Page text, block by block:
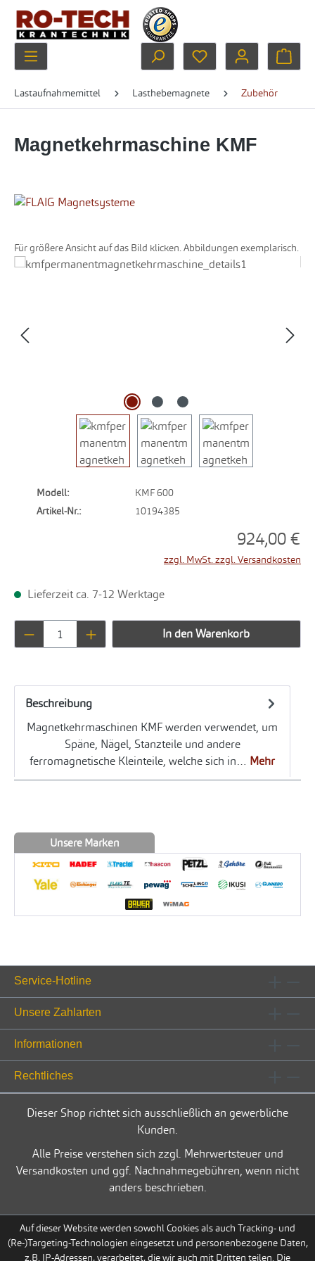
Zum Hauptinhalt springen
Du hast 0 Produkte
Lastaufnahmemittel Lasthebemagnete Zubehör
Magnetkehrmaschine KMF
Für größere Ansicht auf das Bild klicken. Abbildungen exemplarisch.
Bildergalerie überspringen
Modell:
KMF 600
Artikel-Nr.:
10194385
924,00 €
zzgl. MwSt. zzgl. Versandkosten
Lieferzeit ca. 7-12 Werktage
Produkt Anzahl: Gib den gewünschten
In den Warenkorb
Beschreibung
Magnetkehrmaschinen KMF werden verwendet, um
Späne, Nägel, Stanzteile und andere
ferromagnetische Kleinteile, welche sich in… Mehr
Unsere Marken
Service-Hotline
Unsere Zahlarten
Informationen
Rechtliches
Dieser Shop richtet sich ausschließlich an gewerbliche
Kunden.
Alle Preise verstehen sich zzgl. Mehrwertsteuer und
Versandkosten und ggf. Nachnahmegebühren, wenn nicht
anders beschrieben.
Auf dieser Website werden sowohl Cookies als auch Tracking- und
(Re-)Targeting-Technologien eingesetzt und personenbezogene Daten,
z.B. IP-Adressen, verarbeitet, die wir auch mit Dritten teilen. Die